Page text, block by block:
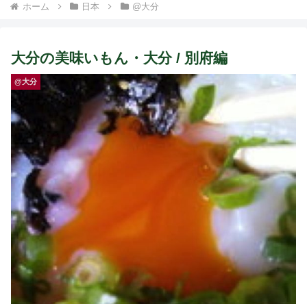
ホーム 日本 @大分
大分の美味いもん・大分 / 別府編
@大分